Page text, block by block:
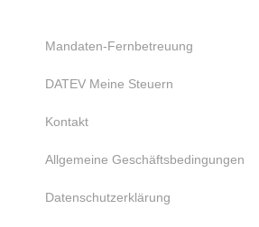
Mandaten-Fernbetreuung
DATEV Meine Steuern
Kontakt
Allgemeine Geschäftsbedingungen
Datenschutzerklärung